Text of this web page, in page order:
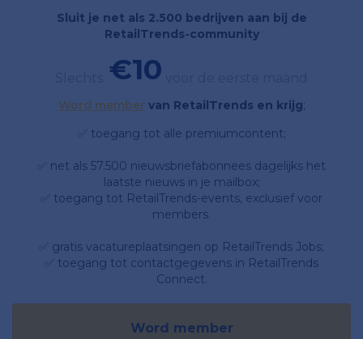
Sluit je net als 2.500 bedrijven aan bij de
RetailTrends-community
€10
Word member van RetailTrends en krijg;
✅ toegang tot alle premiumcontent;
✅ net als 57.500 nieuwsbriefabonnees dagelijks het
laatste nieuws in je mailbox;
✅ toegang tot RetailTrends-events, exclusief voor
members.
✅ gratis vacatureplaatsingen op RetailTrends Jobs;
✅ toegang tot contactgegevens in RetailTrends
Connect.
Word member